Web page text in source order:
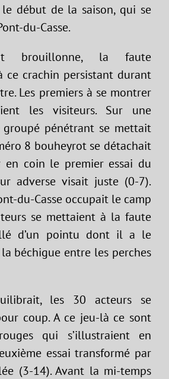
début de la saison, qui se
du-Casse.
brouillonne, la faute
ce crachin persistant durant
Les premiers à se montrer
les visiteurs. Sur une
pénétrant se mettait
8 bouheyrot se détachait
coin le premier essai du
adverse visait juste (0-7).
du-Casse occupait le camp
se mettaient à la faute
d’un pointu dont il a le
béchigue entre les perches
les 30 acteurs se
coup. A ce jeu-là ce sont
qui s’illustraient en
essai transformé par
(3-14). Avant la mi-temps